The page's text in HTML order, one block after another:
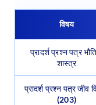
विषय
प्रादर्श प्रश्न पत्र
शास्त्र
प्रादर्श प्रश्न पत्र जीव
(203)